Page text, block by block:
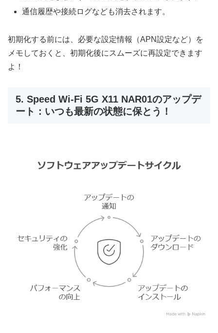
通信履歴や接続ログなども消去されます。
初期化する前には、必要な設定情報（APN設定など）を
メモしておくと、初期化後にスムーズに再設定できます
よ！
5. Speed Wi-Fi 5G X11 NAR01のアップデ
ート：いつも最新の状態に保とう！